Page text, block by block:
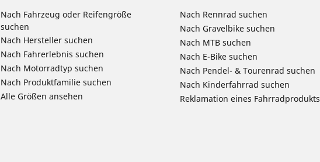
Nach Fahrzeug oder Reifengröße
suchen
Nach Hersteller suchen
Nach Fahrerlebnis suchen
Nach Motorradtyp suchen
Nach Produktfamilie suchen
Alle Größen ansehen
Nach Rennrad suchen
Nach Gravelbike suchen
Nach MTB suchen
Nach E-Bike suchen
Nach Pendel- & Tourenrad suchen
Nach Kinderfahrrad suchen
Reklamation eines Fahrradprodukts